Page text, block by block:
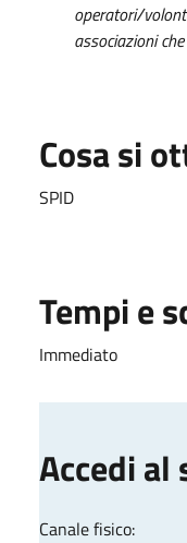
operatori/
associazioni
Cosa si
SPID
Tempi e
Immediato
Accedi al
Canale fisico: